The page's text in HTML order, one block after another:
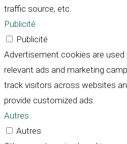
traffic source, etc.
Publicité
Publicité
Advertisement cookies are
relevant ads and marketing
track visitors across websites
provide customized ads.
Autres
Autres